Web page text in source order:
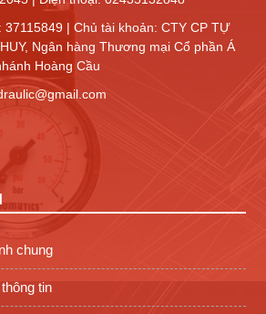
37115849 | Chủ tài khoản: CTY CP TỰ
Ngân hàng Thương mại Cổ phần Á
Hoàng Cầu
chung
tin